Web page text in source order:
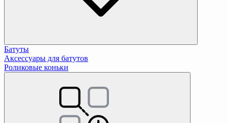
Батуты
Аксессуары для батутов
Роликовые коньки